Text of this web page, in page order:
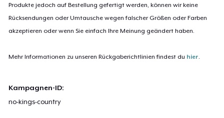
Produkte jedoch auf Bestellung gefertigt werden, können wir keine
Rücksendungen oder Umtausche wegen falscher Größen oder Farben
akzeptieren oder wenn Sie einfach Ihre Meinung geändert haben.
Mehr Informationen zu unseren Rückgaberichtlinien findest du hier.
Kampagnen-ID:
no-kings-country